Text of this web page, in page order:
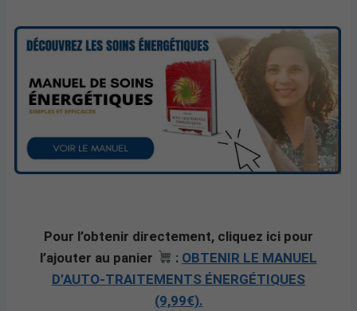
Pour l’obtenir directement, cliquez ici pour
l’ajouter au panier
: OBTENIR LE MANUEL
D’AUTO-TRAITEMENTS ÉNERGÉTIQUES
(9,99€).